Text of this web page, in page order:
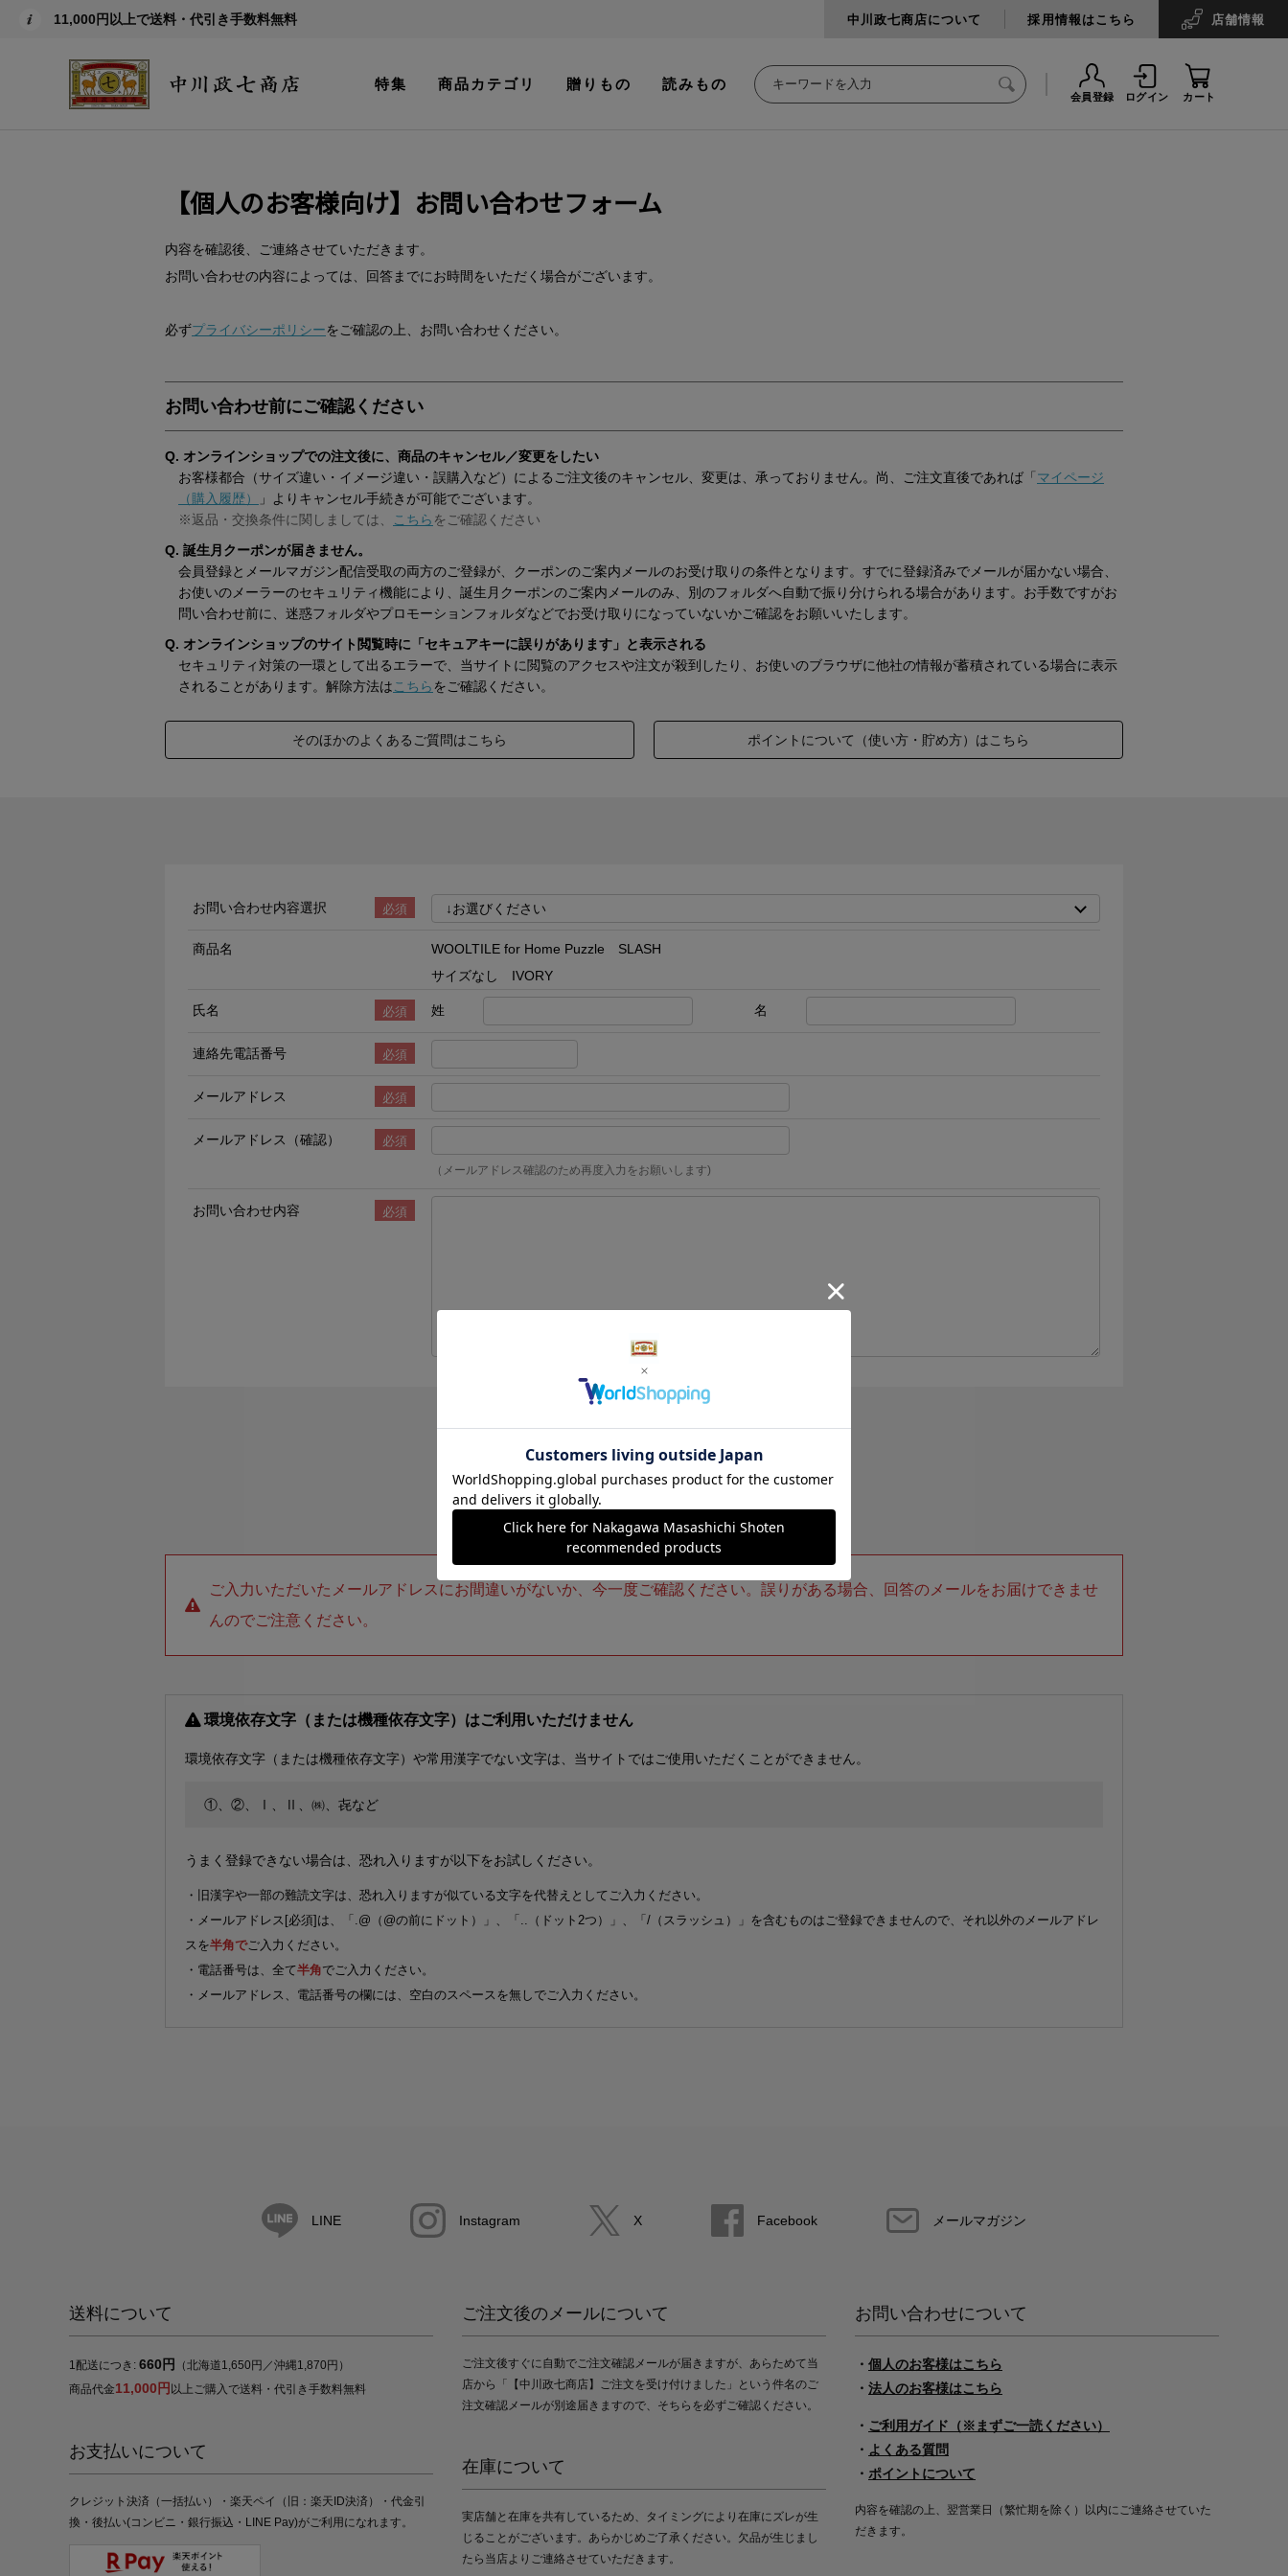
11,000円以上で送料・代引き手数料無料 中川政七商店について 採用情報はこちら 店舗情報
特集 商品カテゴリ 贈りもの 読みもの
会員登録 ログイン カート
【個人のお客様向け】お問い合わせフォーム
内容を確認後、ご連絡させていただきます。
お問い合わせの内容によっては、回答までにお時間をいただく場合がございます。
必ずプライバシーポリシーをご確認の上、お問い合わせください。
お問い合わせ前にご確認ください
Q. オンラインショップでの注文後に、商品のキャンセル／変更をしたい
お客様都合（サイズ違い・イメージ違い・誤購入など）によるご注文後のキャンセル、変更は、承っておりません。尚、ご注文直後であれば「 マイページ
（購入履歴）
」よりキャンセル手続きが可能でございます。
※返品・交換条件に関しましては、
こちら をご確認ください
Q. 誕生月クーポンが届きません。
会員登録とメールマガジン配信受取の両方のご登録が、クーポンのご案内メールのお受け取りの条件となります。すでに登録済みでメールが届かない場合、
お使いのメーラーのセキュリティ機能により、誕生月クーポンのご案内メールのみ、別のフォルダへ自動で振り分けられる場合があります。お手数ですがお
問い合わせ前に、迷惑フォルダやプロモーションフォルダなどでお受け取りになっていないかご確認をお願いいたします。
Q. オンラインショップのサイト閲覧時に「セキュアキーに誤りがあります」と表示される
セキュリティ対策の一環として出るエラーで、当サイトに閲覧のアクセスや注文が殺到したり、お使いのブラウザに他社の情報が蓄積されている場合に表示
されることがあります。解除方法は こちら をご確認ください。
そのほかのよくあるご質問はこちら ポイントについて（使い方・貯め方）はこちら
お問い合わせ内容選択
商品名
WOOLTILE for Home Puzzle SLASH
サイズなし IVORY
氏名 姓 名
連絡先電話番号
メールアドレス
メールアドレス（確認）
（メールアドレス確認のため再度入力をお願いします)
お問い合わせ内容
ご入力いただいたメールアドレスにお間違いがないか、今一度ご確認ください。誤りがある場合、回答のメールをお届けできませ
んのでご注意ください。
環境依存文字（または機種依存文字）はご利用いただけません
環境依存文字（または機種依存文字）や常用漢字でない文字は、当サイトではご使用いただくことができません。
①、②、Ⅰ、Ⅱ、㈱、㐂など
うまく登録できない場合は、恐れ入りますが以下をお試しください。
・旧漢字や一部の難読文字は、恐れ入りますが似ている文字を代替えとしてご入力ください。
・メールアドレス[必須]は、「.@（@の前にドット）」、「..（ドット2つ）」、「/（スラッシュ）」を含むものはご登録できませんので、それ以外のメールアドレ
スを半角でご入力ください。
・電話番号は、全て半角でご入力ください。
・メールアドレス、電話番号の欄には、空白のスペースを無しでご入力ください。
LINE Instagram X Facebook メールマガジン
送料について
1配送につき: 660円
（北海道1,650円／沖縄1,870円）
商品代金11,000円 以上ご購入で送料・代引き手数料無料
お支払いについて
クレジット決済（一括払い）・楽天ペイ（旧：楽天ID決済）・代金引
換・後払い(コンビニ・銀行振込・LINE Pay)がご利用になれます。
ご注文後のメールについて
ご注文後すぐに自動でご注文確認メールが届きますが、あらためて当
店から「【中川政七商店】ご注文を受け付けました」という件名のご
注文確認メールが別途届きますので、そちらを必ずご確認ください。
在庫について
実店舗と在庫を共有しているため、タイミングにより在庫にズレが生
じることがございます。あらかじめご了承ください。欠品が生じまし
たら当店よりご連絡させていただきます。
お問い合わせについて
・ 個人のお客様はこちら
・ 法人のお客様はこちら
・ ご利用ガイド（※まずご一読ください）
・ よくある質問
・ ポイントについて
内容を確認の上、翌営業日（繁忙期を除く）以内にご連絡させていた
だきます。